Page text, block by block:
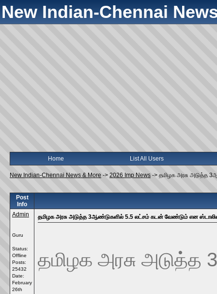
New Indian-Chennai
Home List All Users
New Indian-Chennai News & More -> 2026 Imp News -> தமிழக அரசு அடுத்த
Post
Info
Admin
Guru
Status:
Offline
Posts:
25432
Date:
February
26th
தமிழக அரசு அடுத்த 3ஆண்டுகளில் 5.5 லட்சம் கடன் வேண்டும் என ஸ்டாலின்
தமிழக அரசு